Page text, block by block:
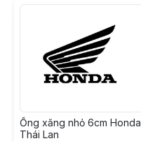
Ống xăng nhỏ 6cm Honda
Thái Lan